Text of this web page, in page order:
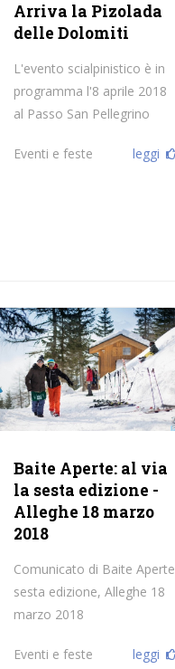
Arriva la Pizolada
delle Dolomiti
L'evento scialpinistico è in
programma l'8 aprile 2018
al Passo San Pellegrino
Eventi e feste leggi
Baite Aperte: al via
la sesta edizione -
Alleghe 18 marzo
2018
Comunicato di Baite Aperte
sesta edizione, Alleghe 18
marzo 2018
Eventi e feste leggi